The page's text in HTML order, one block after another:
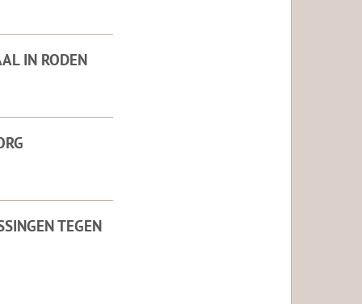
IN RODEN
TEGEN